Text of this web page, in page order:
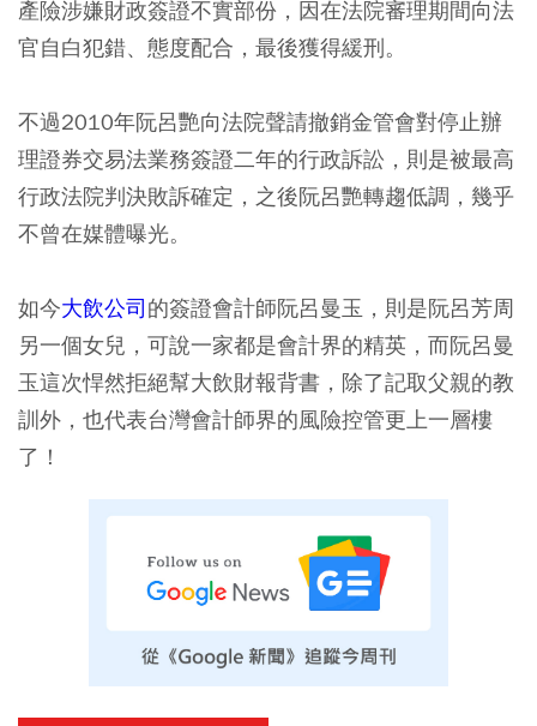
產險涉嫌財政簽證不實部份，因在法院審理期間向法
官自白犯錯、態度配合，最後獲得緩刑。
不過2010年阮呂艷向法院聲請撤銷金管會對停止辦
理證券交易法業務簽證二年的行政訴訟，則是被最高
行政法院判決敗訴確定，之後阮呂艷轉趨低調，幾乎
不曾在媒體曝光。
如今大飲公司的簽證會計師阮呂曼玉，則是阮呂芳周
另一個女兒，可說一家都是會計界的精英，而阮呂曼
玉這次悍然拒絕幫大飲財報背書，除了記取父親的教
訓外，也代表台灣會計師界的風險控管更上一層樓
了！